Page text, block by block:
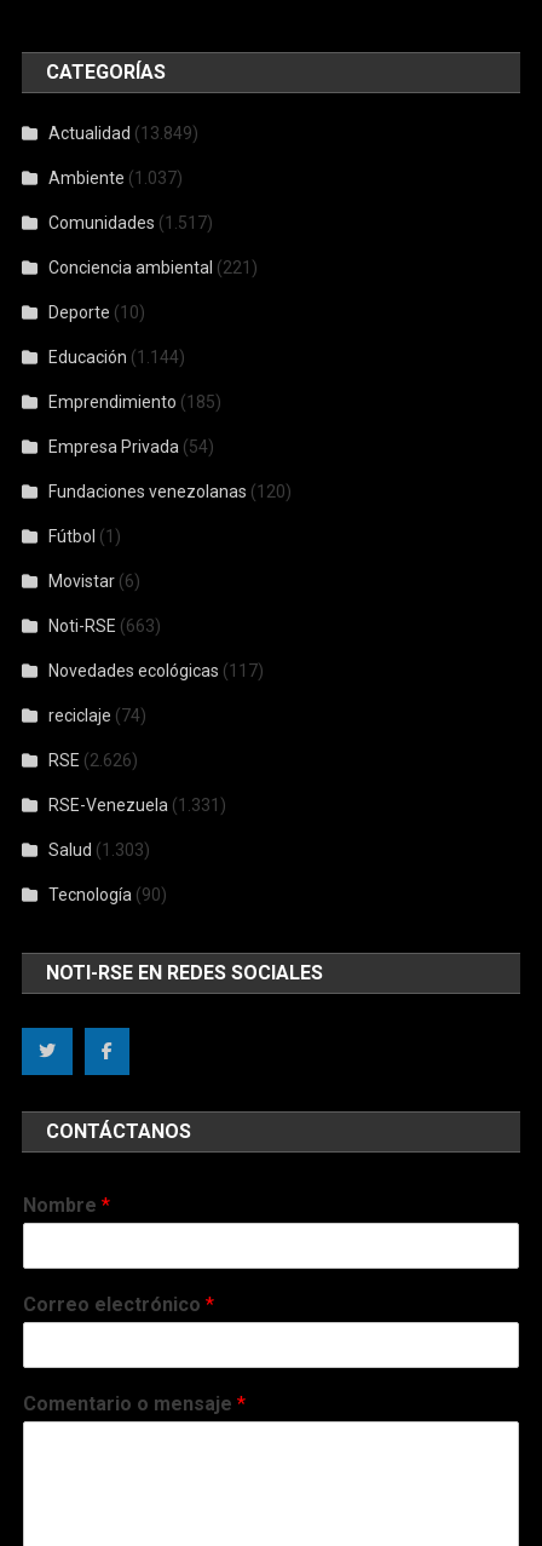
CATEGORÍAS
Actualidad (13.849)
Ambiente (1.037)
Comunidades (1.517)
Conciencia ambiental (221)
Deporte (10)
Educación (1.144)
Emprendimiento (185)
Empresa Privada (54)
Fundaciones venezolanas (120)
Fútbol (1)
Movistar (6)
Noti-RSE (663)
Novedades ecológicas (117)
reciclaje (74)
RSE (2.626)
RSE-Venezuela (1.331)
Salud (1.303)
Tecnología (90)
NOTI-RSE EN REDES SOCIALES
CONTÁCTANOS
Nombre*
Correo electrónico*
Comentario o mensaje*